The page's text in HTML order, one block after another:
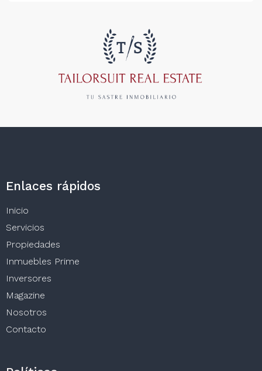
Enlaces rápidos
Inicio
Servicios
Propiedades
Inmuebles Prime
Inversores
Magazine
Nosotros
Contacto